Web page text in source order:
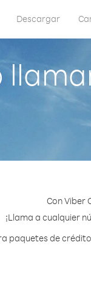
Descargar
Con Viber
¡Llama a cualquier
paquetes de